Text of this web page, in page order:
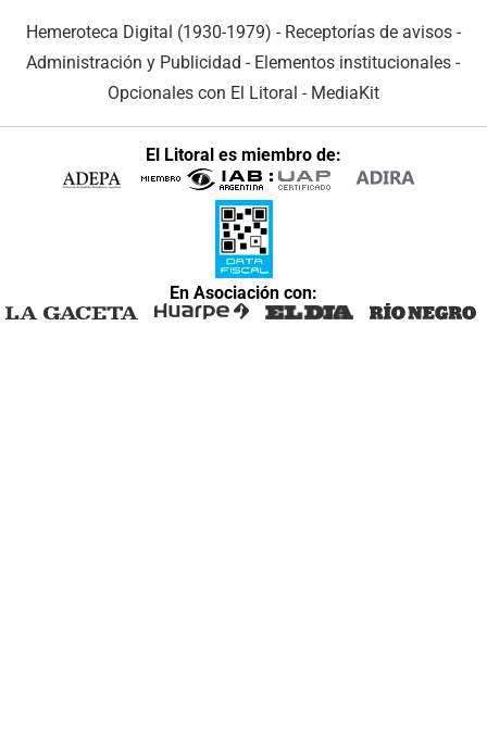
Hemeroteca Digital (1930-1979) - Receptorías de avisos -
Administración y Publicidad - Elementos institucionales -
Opcionales con El Litoral - MediaKit
El Litoral es miembro de:
En Asociación con: